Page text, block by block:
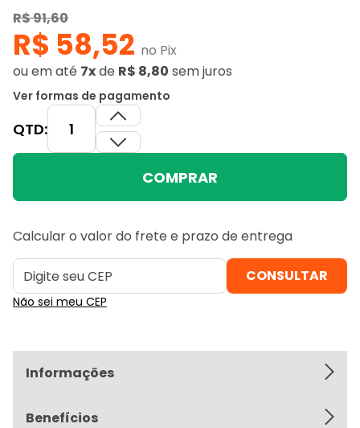
R$ 91,60
R$ 58,52 no Pix
ouem até 7xde R$ 8,80 sem juros
Ver formas de pagamento
QTD:
COMPRAR
Calcular o valor do frete e prazo de entrega
Não sei meu CEP
Informações
Benefícios